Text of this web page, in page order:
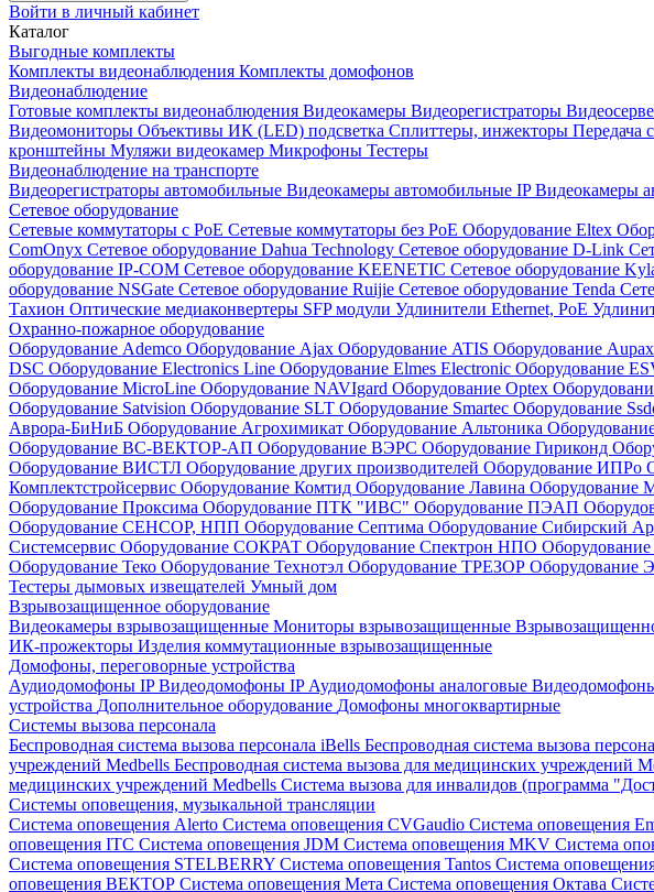
Войти в личный кабинет
Каталог
Выгодные комплекты
Комплекты видеонаблюдения Комплекты домофонов
Видеонаблюдение
Готовые комплекты видеонаблюдения Видеокамеры Видеорегистраторы
Видеомониторы Объективы ИК (LED) подсветка Сплиттеры, инжекторы Передача
кронштейны Муляжи видеокамер Микрофоны Тестеры
Видеонаблюдение на транспорте
Видеорегистраторы автомобильные Видеокамеры автомобильные IPВидеокамеры
Сетевое оборудование
Сетевые коммутаторы с РоЕ Сетевые коммутаторы без РоЕ Оборудование Eltex
ComOnyx Сетевое оборудование Dahua Technology Сетевое оборудование D-Link
оборудование IP-COM Сетевое оборудование KEENETIC Сетевое оборудование
оборудование NSGate Сетевое оборудование Ruijie Сетевое оборудование Tenda
Тахион Оптические медиаконвертеры SFP модули Удлинители Ethernet, PoE
Охранно-пожарное оборудование
Оборудование Ademco Оборудование Ajax Оборудование ATIS Оборудование Aupax
DSC Оборудование Electronics Line Оборудование Elmes Electronic Оборудование
Оборудование MicroLine Оборудование NAVIgard Оборудование Optex
Оборудование Satvision Оборудование SLT Оборудование Smartec Оборудование
Аврора-БиНиБ Оборудование Агрохимикат Оборудование Альтоника
Оборудование ВС-ВЕКТОР-АП Оборудование ВЭРС Оборудование Гириконд
Оборудование ВИСТЛ Оборудование других производителей Оборудование ИПРо
Комплектстройсервис Оборудование Комтид Оборудование Лавина Оборудование
Оборудование Проксима Оборудование ПТК "ИВС" Оборудование ПЭАП
Оборудование СЕНСОР, НПП Оборудование Септима Оборудование Сибирский
Системсервис Оборудование СОКРАТ Оборудование Спектрон НПО
Оборудование Теко Оборудование Технотэл Оборудование ТРЕЗОР Оборудование
Тестеры дымовых извещателей Умный дом
Взрывозащищенное оборудование
Видеокамеры взрывозащищенные Мониторы взрывозащищенные
ИК-прожекторы Изделия коммутационные взрывозащищенные
Домофоны, переговорные устройства
Аудиодомофоны IPВидеодомофоны IP Аудиодомофоны аналоговые
устройства Дополнительное оборудование Домофоны многоквартирные
Системы вызова персонала
Беспроводная система вызова персонала iBells Беспроводная система вызова
учреждений Medbells Беспроводная система вызова для медицинских учреждений
медицинских учреждений Medbells Система вызова для инвалидов (программа
Системы оповещения, музыкальной трансляции
Система оповещения Alerto Система оповещения CVGaudio Система оповещения
оповещения ITC Система оповещения JDM Система оповещения MKV Система
Система оповещения STELBERRY Система оповещения Tantos Система
оповещения ВЕКТОР Система оповещения Мета Система оповещения Октава